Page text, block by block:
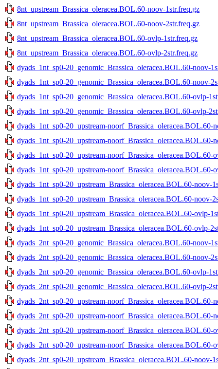
8nt_upstream_Brassica_oleracea.BOL.60-noov-1str.freq.gz
8nt_upstream_Brassica_oleracea.BOL.60-noov-2str.freq.gz
8nt_upstream_Brassica_oleracea.BOL.60-ovlp-1str.freq.gz
8nt_upstream_Brassica_oleracea.BOL.60-ovlp-2str.freq.gz
dyads_1nt_sp0-20_genomic_Brassica_oleracea.BOL.60-noov-
dyads_1nt_sp0-20_genomic_Brassica_oleracea.BOL.60-noov-
dyads_1nt_sp0-20_genomic_Brassica_oleracea.BOL.60-ovlp-
dyads_1nt_sp0-20_genomic_Brassica_oleracea.BOL.60-ovlp-
dyads_1nt_sp0-20_upstream-noorf_Brassica_oleracea.BOL.60-
dyads_1nt_sp0-20_upstream-noorf_Brassica_oleracea.BOL.60-
dyads_1nt_sp0-20_upstream-noorf_Brassica_oleracea.BOL.60-
dyads_1nt_sp0-20_upstream-noorf_Brassica_oleracea.BOL.60-
dyads_1nt_sp0-20_upstream_Brassica_oleracea.BOL.60-noov-
dyads_1nt_sp0-20_upstream_Brassica_oleracea.BOL.60-noov-
dyads_1nt_sp0-20_upstream_Brassica_oleracea.BOL.60-ovlp-
dyads_1nt_sp0-20_upstream_Brassica_oleracea.BOL.60-ovlp-
dyads_2nt_sp0-20_genomic_Brassica_oleracea.BOL.60-noov-
dyads_2nt_sp0-20_genomic_Brassica_oleracea.BOL.60-noov-
dyads_2nt_sp0-20_genomic_Brassica_oleracea.BOL.60-ovlp-
dyads_2nt_sp0-20_genomic_Brassica_oleracea.BOL.60-ovlp-
dyads_2nt_sp0-20_upstream-noorf_Brassica_oleracea.BOL.60-
dyads_2nt_sp0-20_upstream-noorf_Brassica_oleracea.BOL.60-
dyads_2nt_sp0-20_upstream-noorf_Brassica_oleracea.BOL.60-
dyads_2nt_sp0-20_upstream-noorf_Brassica_oleracea.BOL.60-
dyads_2nt_sp0-20_upstream_Brassica_oleracea.BOL.60-noov-